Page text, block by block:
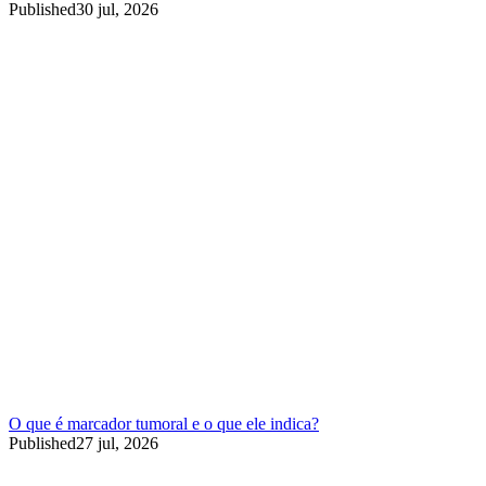
Published30 jul, 2026
O que é marcador tumoral e o que ele indica?
Published27 jul, 2026